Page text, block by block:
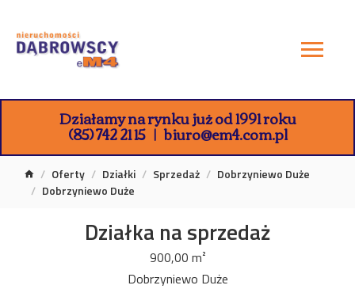
Działamy na rynku już od 1991 roku
(85) 742 21 15 biuro@em4.com.pl
Oferty Działki Sprzedaż
Dobrzyniewo Duże
Dobrzyniewo Duże
Działka na sprzedaż
900,00 m²
Dobrzyniewo Duże